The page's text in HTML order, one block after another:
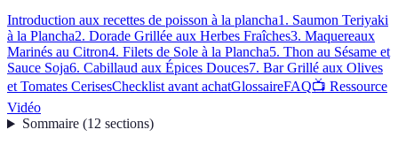
Introduction aux recettes de poisson à la plancha1. Saumon Teriyaki
à la Plancha2. Dorade Grillée aux Herbes Fraîches3. Maquereaux
Marinés au Citron4. Filets de Sole à la Plancha5. Thon au Sésame et
Sauce Soja6. Cabillaud aux Épices Douces7. Bar Grillé aux Olives
et Tomates CerisesChecklist avant achatGlossaireFAQ📺 Ressource
Vidéo
Sommaire(12 sections)